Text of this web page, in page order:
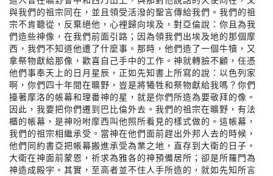
與我們的祖宗同在，並且領受活潑的聖言傳給我們。我們的祖
宗不肯聽從，反棄絕他，心裡歸向埃及，對亞倫說：你且為我
們造些神像，在我們前面引路；因為領我們出埃及地的那個摩
西，我們不知道他遭了什麼事。那時，他們造了一個牛犢，又
拿祭物獻給那像，歡喜自己手中的工作。神就轉臉不顧，任憑
他們事奉天上的日月星辰，正如先知書上所寫的說：以色列家
啊，你們四十年間在曠野，豈是將犧牲和祭物獻給我嗎？你們
擡著摩洛的帳幕和理番神的星，就是你們所造為要敬拜的像。
因此，我要把你們遷到巴比倫外去。我們的祖宗在曠野，有法
櫃的帳幕，是神吩咐摩西叫他照所看見的樣式做的。這帳幕，
我們的祖宗相繼承受。當神在他們面前趕出外邦人去的時候，
他們同約書亞把帳幕搬進承受為業之地，直存到大衛的日子。
大衛在神面前蒙恩，祈求為雅各的神預備居所；卻是所羅門為
神造成殿宇。其實，至高者並不住人手所造的，就如先知所言